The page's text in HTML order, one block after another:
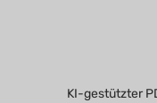
KI-gestützter